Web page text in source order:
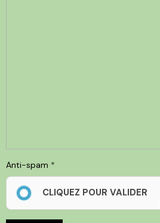
Anti-spam
CLIQUEZ POUR VALIDER